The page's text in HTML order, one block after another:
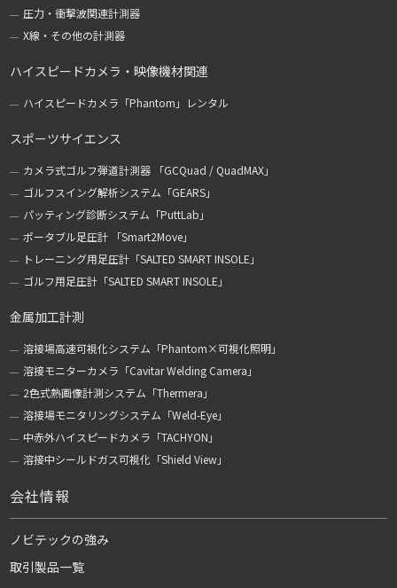
圧力・衝撃波関連計測器
X線・その他の計測器
ハイスピードカメラ・映像機材関連
ハイスピードカメラ「Phantom」レンタル
スポーツサイエンス
カメラ式ゴルフ弾道計測器 「GCQuad / QuadMAX」
ゴルフスイング解析システム「GEARS」
パッティング診断システム「PuttLab」
ポータブル足圧計 「Smart2Move」
トレーニング用足圧計「SALTED SMART INSOLE」
ゴルフ用足圧計「SALTED SMART INSOLE」
金属加工計測
溶接場高速可視化システム「Phantom×可視化照明」
溶接モニターカメラ「Cavitar Welding Camera」
2色式熱画像計測システム「Thermera」
溶接場モニタリングシステム「Weld-Eye」
中赤外ハイスピードカメラ「TACHYON」
溶接中シールドガス可視化「Shield View」
会社情報
ノビテックの強み
取引製品一覧